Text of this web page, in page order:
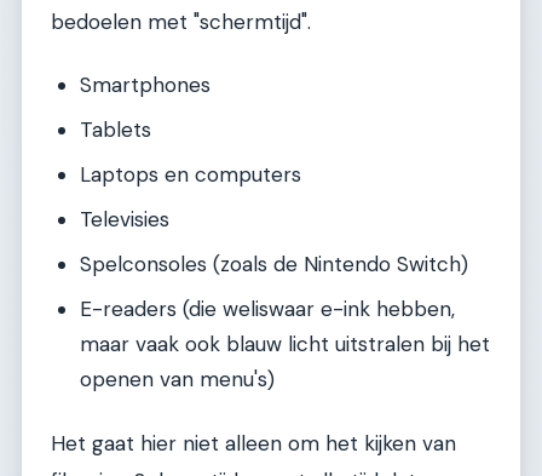
bedoelen met "schermtijd".
Smartphones
Tablets
Laptops en computers
Televisies
Spelconsoles (zoals de Nintendo Switch)
E-readers (die weliswaar e-ink hebben,
maar vaak ook blauw licht uitstralen bij het
openen van menu's)
Het gaat hier niet alleen om het kijken van